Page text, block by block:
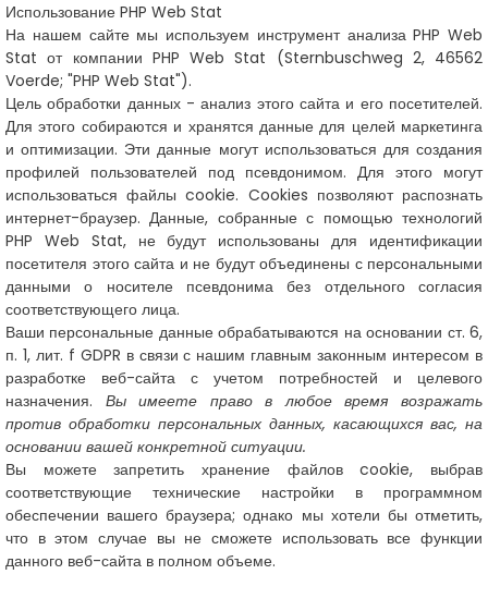
Использование PHP Web Stat
На нашем сайте мы используем инструмент анализа PHP Web
Stat от компании PHP Web Stat (Sternbuschweg 2, 46562
Voerde; "PHP Web Stat").
Цель обработки данных - анализ этого сайта и его посетителей.
Для этого собираются и хранятся данные для целей маркетинга
и оптимизации. Эти данные могут использоваться для создания
профилей пользователей под псевдонимом. Для этого могут
использоваться файлы cookie. Cookies позволяют распознать
интернет-браузер. Данные, собранные с помощью технологий
PHP Web Stat, не будут использованы для идентификации
посетителя этого сайта и не будут объединены с персональными
данными о носителе псевдонима без отдельного согласия
соответствующего лица.
Ваши персональные данные обрабатываются на основании ст. 6,
п. 1, лит. f GDPR в связи с нашим главным законным интересом в
разработке веб-сайта с учетом потребностей и целевого
назначения. Вы имеете право в любое время возражать
против обработки персональных данных, касающихся вас, на
основании вашей конкретной ситуации.
Вы можете запретить хранение файлов cookie, выбрав
соответствующие технические настройки в программном
обеспечении вашего браузера; однако мы хотели бы отметить,
что в этом случае вы не сможете использовать все функции
данного веб-сайта в полном объеме.